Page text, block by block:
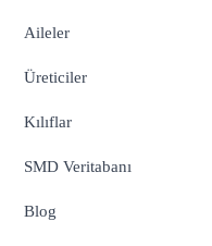
Aileler
Üreticiler
Kılıflar
SMD Veritabanı
Blog